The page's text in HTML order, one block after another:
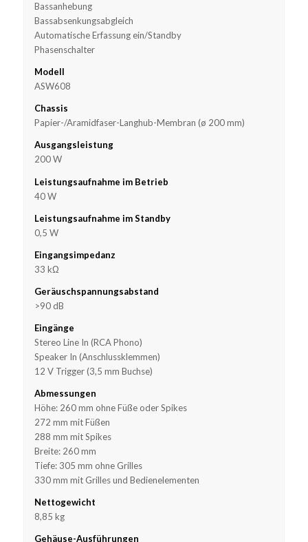
Bassanhebung
Bassabsenkungsabgleich
Automatische Erfassung ein/Standby
Phasenschalter
Modell
ASW608
Chassis
Papier-/Aramidfaser-Langhub-Membran (ø 200 mm)
Ausgangsleistung
200 W
Leistungsaufnahme im Betrieb
40 W
Leistungsaufnahme im Standby
0,5 W
Eingangsimpedanz
33 kΩ
Geräuschspannungsabstand
>90 dB
Eingänge
Stereo Line In (RCA Phono)
Speaker In (Anschlussklemmen)
12 V Trigger (3,5 mm Buchse)
Abmessungen
Höhe: 260 mm ohne Füße oder Spikes
272 mm mit Füßen
288 mm mit Spikes
Breite: 260 mm
Tiefe: 305 mm ohne Grilles
330 mm mit Grilles und Bedienelementen
Nettogewicht
8,85 kg
Gehäuse-Ausführungen